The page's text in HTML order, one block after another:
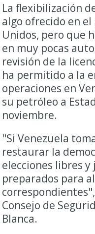
La flexibilización
algo ofrecido en el
Unidos, pero que
en muy pocas
revisión de la
ha permitido a la
operaciones en
su petróleo a
noviembre.
"Si Venezuela
restaurar la
elecciones libres y
preparados para
Consejo de
Blanca.